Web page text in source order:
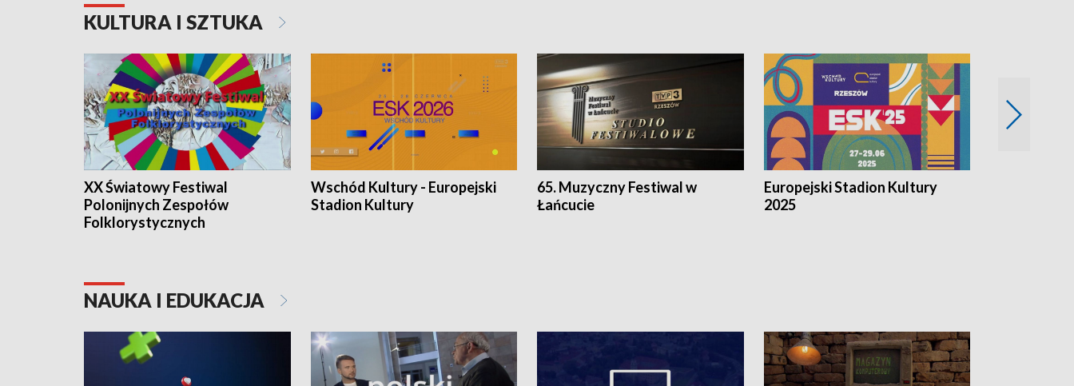
KULTURA I SZTUKA
XX Światowy Festiwal
Polonijnych Zespołów
Folklorystycznych
Wschód Kultury - Europejski
Stadion Kultury
65. Muzyczny Festiwal w
Łańcucie
Europejski Stadion Kultury
2025
NAUKA I EDUKACJA